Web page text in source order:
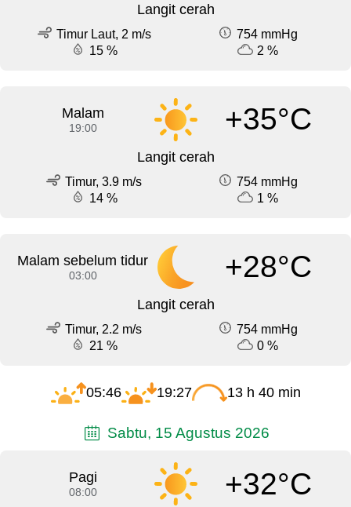
Langit cerah
Timur Laut, 2 m/s
754 mmHg
15 %
2 %
Malam
19:00 +35°C
Langit cerah
Timur, 3.9 m/s
754 mmHg
14 %
1 %
Malam sebelum tidur
03:00 +28°C
Langit cerah
Timur, 2.2 m/s
754 mmHg
21 %
0 %
05:46 19:27 13 h 40 min
Sabtu, 15 Agustus 2026
Pagi
08:00 +32°C